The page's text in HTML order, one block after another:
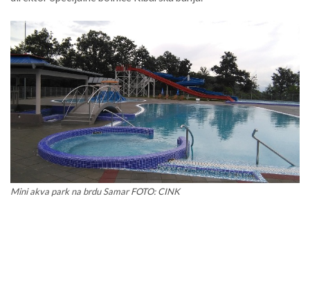
Mini akva park na brdu Samar FOTO: CINK